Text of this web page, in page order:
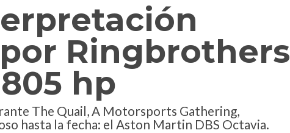
Ringbrothers
hp
The Quail, A Motorsports Gathering,
hasta la fecha: el Aston Martin DBS Octavia.